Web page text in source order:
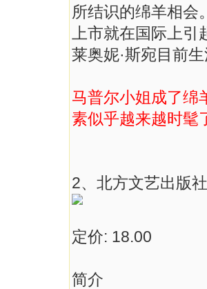
所结识的绵羊相会
上市就在国际上
莱奥妮·斯宛目前生
马普尔小姐成了
素似乎越来越时髦
2、北方文艺出版
定价: 18.00
简介